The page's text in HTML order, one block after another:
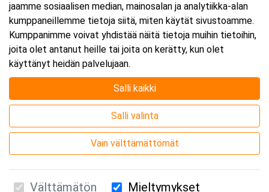
jaamme sosiaalisen median, mainosalan ja analytiikka-alan
kumppaneillemme tietoja siitä, miten käytät sivustoamme.
Kumppanimme voivat yhdistää näitä tietoja muihin tietoihin,
joita olet antanut heille tai joita on kerätty, kun olet
käyttänyt heidän palvelujaan.
Salli kaikki
Salli valinta
Vain välttämättömät
Välttämätön Mieltymykset